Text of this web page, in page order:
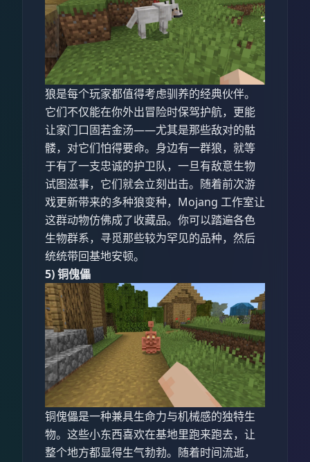
狼是每个玩家都值得考虑驯养的经典伙伴。
它们不仅能在你外出冒险时保驾护航，更能
让家门口固若金汤——尤其是那些敌对的骷
髅，对它们怕得要命。身边有一群狼，就等
于有了一支忠诚的护卫队，一旦有敌意生物
试图滋事，它们就会立刻出击。随着前次游
戏更新带来的多种狼变种，Mojang 工作室让
这群动物仿佛成了收藏品。你可以踏遍各色
生物群系，寻觅那些较为罕见的品种，然后
统统带回基地安顿。
5) 铜傀儡
铜傀儡是一种兼具生命力与机械感的独特生
物。这些小东西喜欢在基地里跑来跑去，让
整个地方都显得生气勃勃。随着时间流逝，